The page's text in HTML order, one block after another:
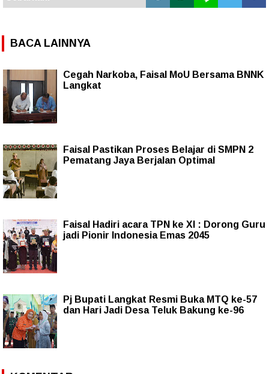
BACA LAINNYA
Cegah Narkoba, Faisal MoU Bersama BNNK
Langkat
Faisal Pastikan Proses Belajar di SMPN 2
Pematang Jaya Berjalan Optimal
Faisal Hadiri acara TPN ke XI : Dorong Guru
jadi Pionir Indonesia Emas 2045
Pj Bupati Langkat Resmi Buka MTQ ke-57
dan Hari Jadi Desa Teluk Bakung ke-96